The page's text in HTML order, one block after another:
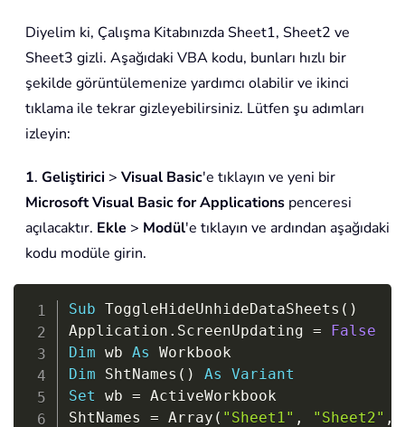
Diyelim ki, Çalışma Kitabınızda Sheet1, Sheet2 ve
Sheet3 gizli. Aşağıdaki VBA kodu, bunları hızlı bir
şekilde görüntülemenize yardımcı olabilir ve ikinci
tıklama ile tekrar gizleyebilirsiniz. Lütfen şu adımları
izleyin:
1. Geliştirici > Visual Basic'e tıklayın ve yeni bir
Microsoft Visual Basic for Applications penceresi
açılacaktır. Ekle > Modül'e tıklayın ve ardından aşağıdaki
kodu modüle girin.
Sub ToggleHideUnhideDataSheets ( )
Application . ScreenUpdating =
False
Dim wb As
Dim ShtNames ( ) As
Variant
Set wb = ActiveWorkbook
ShtNames = Array ( "Sheet1" , "Sheet2" ,
Copy